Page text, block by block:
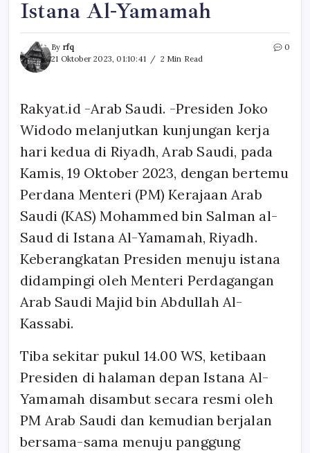
Istana Al-Yamamah
By rfq
21 Oktober 2023, 01:10:41
2 Min Read
0
Rakyat.id -Arab Saudi. -Presiden Joko
Widodo melanjutkan kunjungan kerja
hari kedua di Riyadh, Arab Saudi, pada
Kamis, 19 Oktober 2023, dengan bertemu
Perdana Menteri (PM) Kerajaan Arab
Saudi (KAS) Mohammed bin Salman al-
Saud di Istana Al-Yamamah, Riyadh.
Keberangkatan Presiden menuju istana
didampingi oleh Menteri Perdagangan
Arab Saudi Majid bin Abdullah Al-
Kassabi.
Tiba sekitar pukul 14.00 WS, ketibaan
Presiden di halaman depan Istana Al-
Yamamah disambut secara resmi oleh
PM Arab Saudi dan kemudian berjalan
bersama-sama menuju panggung